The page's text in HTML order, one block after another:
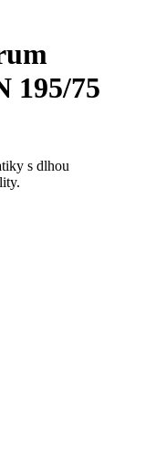
195/75
s dlhou